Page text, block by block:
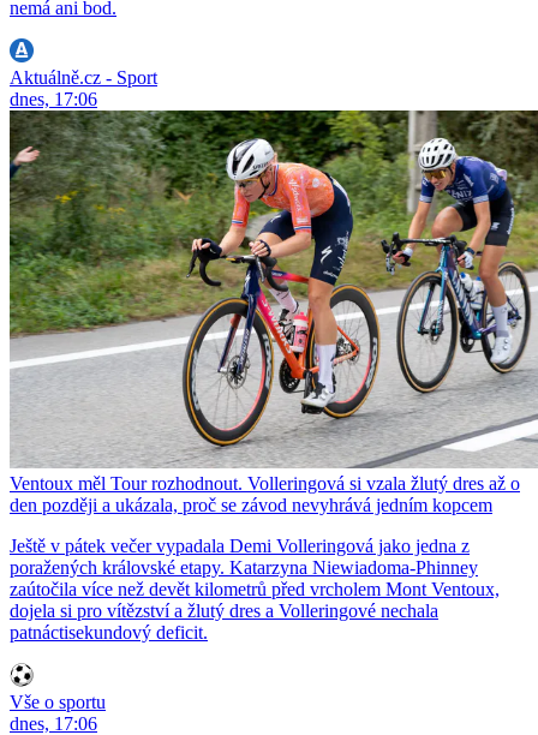
nemá ani bod.
Aktuálně.cz - Sport
dnes, 17:06
Ventoux měl Tour rozhodnout. Volleringová si vzala žlutý dres až o
den později a ukázala, proč se závod nevyhrává jedním kopcem
Ještě v pátek večer vypadala Demi Volleringová jako jedna z
poražených královské etapy. Katarzyna Niewiadoma-Phinney
zaútočila více než devět kilometrů před vrcholem Mont Ventoux,
dojela si pro vítězství a žlutý dres a Volleringové nechala
patnáctisekundový deficit.
Vše o sportu
dnes, 17:06